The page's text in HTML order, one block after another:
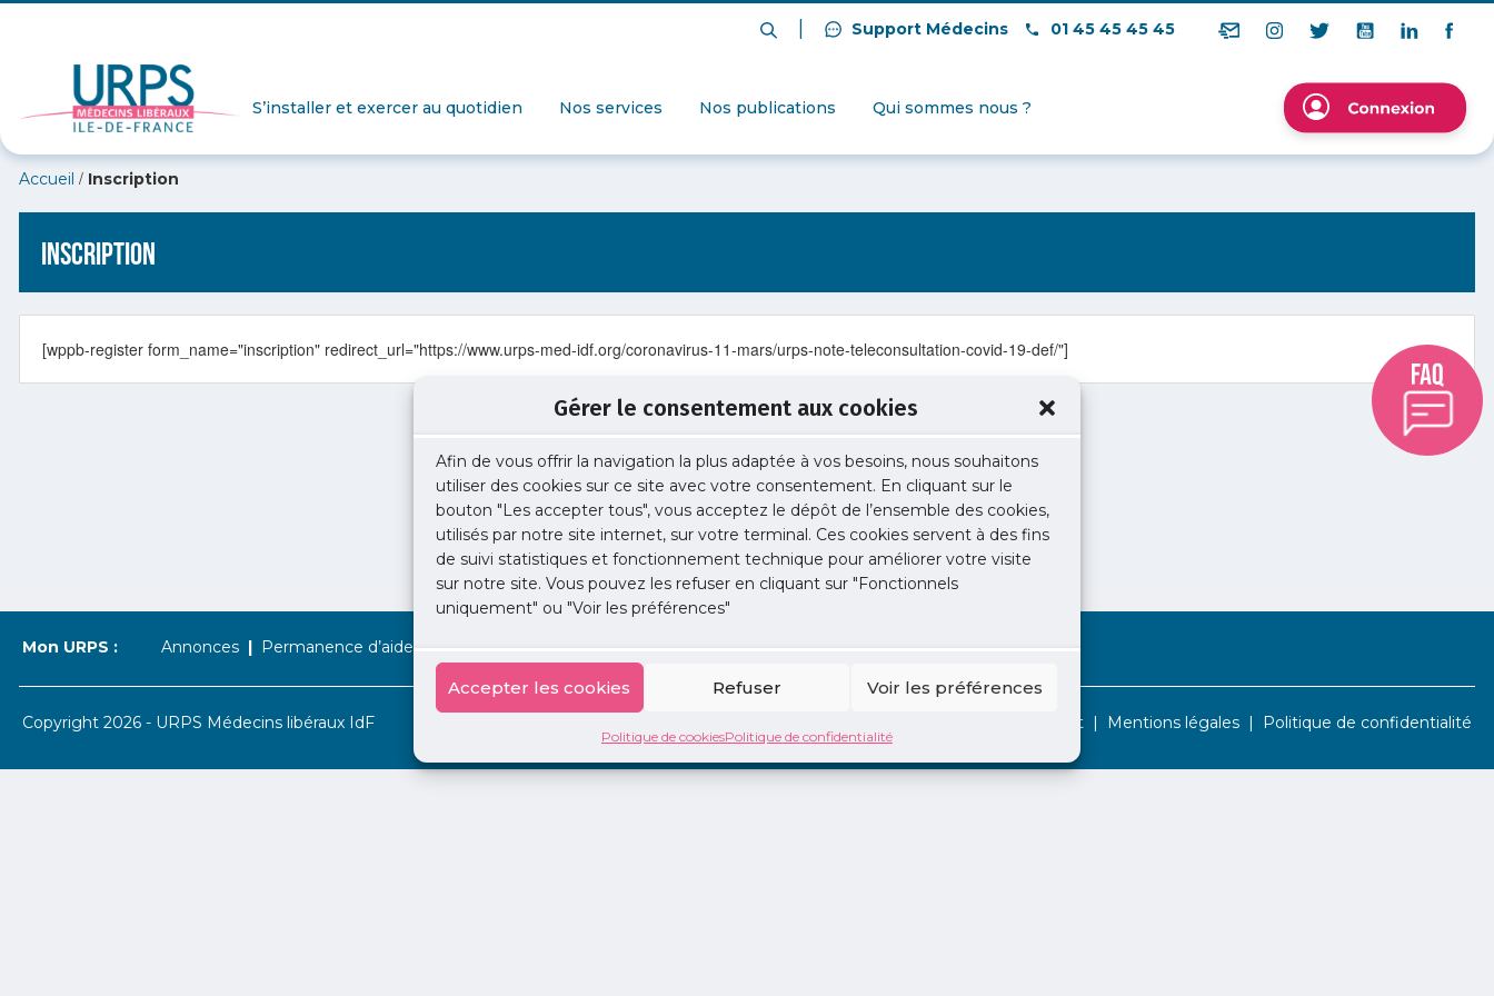
Gérer le consentement aux cookies
Afin de vous offrir la navigation la plus adaptée à vos besoins, nous souhaitons
utiliser des cookies sur ce site avec votre consentement. En cliquant sur le
bouton "Les accepter tous", vous acceptez le dépôt de l’ensemble des cookies,
utilisés par notre site internet, sur votre terminal. Ces cookies servent à des fins
de suivi statistiques et fonctionnement technique pour améliorer votre visite
sur notre site. Vous pouvez les refuser en cliquant sur "Fonctionnels
uniquement" ou "Voir les préférences"
Accepter les cookies Refuser Voir les préférences
Politique de cookiesPolitique de confidentialité
Support Médecins 01 45 45 45 45
S’installer et exercer au quotidien Nos services Nos publications Qui sommes nous ?
Accueil / Inscription
Inscription
[wppb-register form_name="inscription" redirect_url="https://www.urps-med-idf.org/coronavirus-11-mars/urps-note-teleconsultation-covid-19-def/"]
Mon URPS : Annonces Permanence d’aide à l’installation La Centrale 2 jours en libéral Adopte 1 Doc
Copyright 2026 - URPS Médecins libéraux IdF Contact Mentions légales Politique de confidentialité